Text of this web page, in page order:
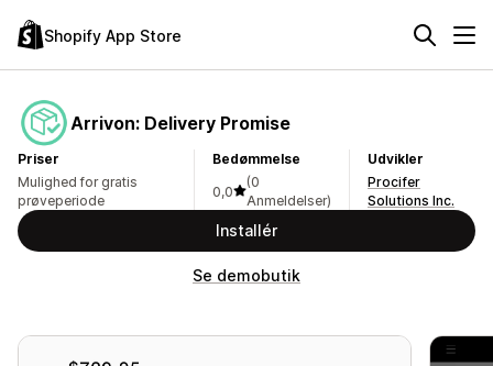
Shopify App Store
Arrivon: Delivery Promise
Priser
Mulighed for gratis
prøveperiode
Bedømmelse
0,0
(0
Anmeldelser)
Udvikler
Procifer
Solutions Inc.
Installér
Se demobutik